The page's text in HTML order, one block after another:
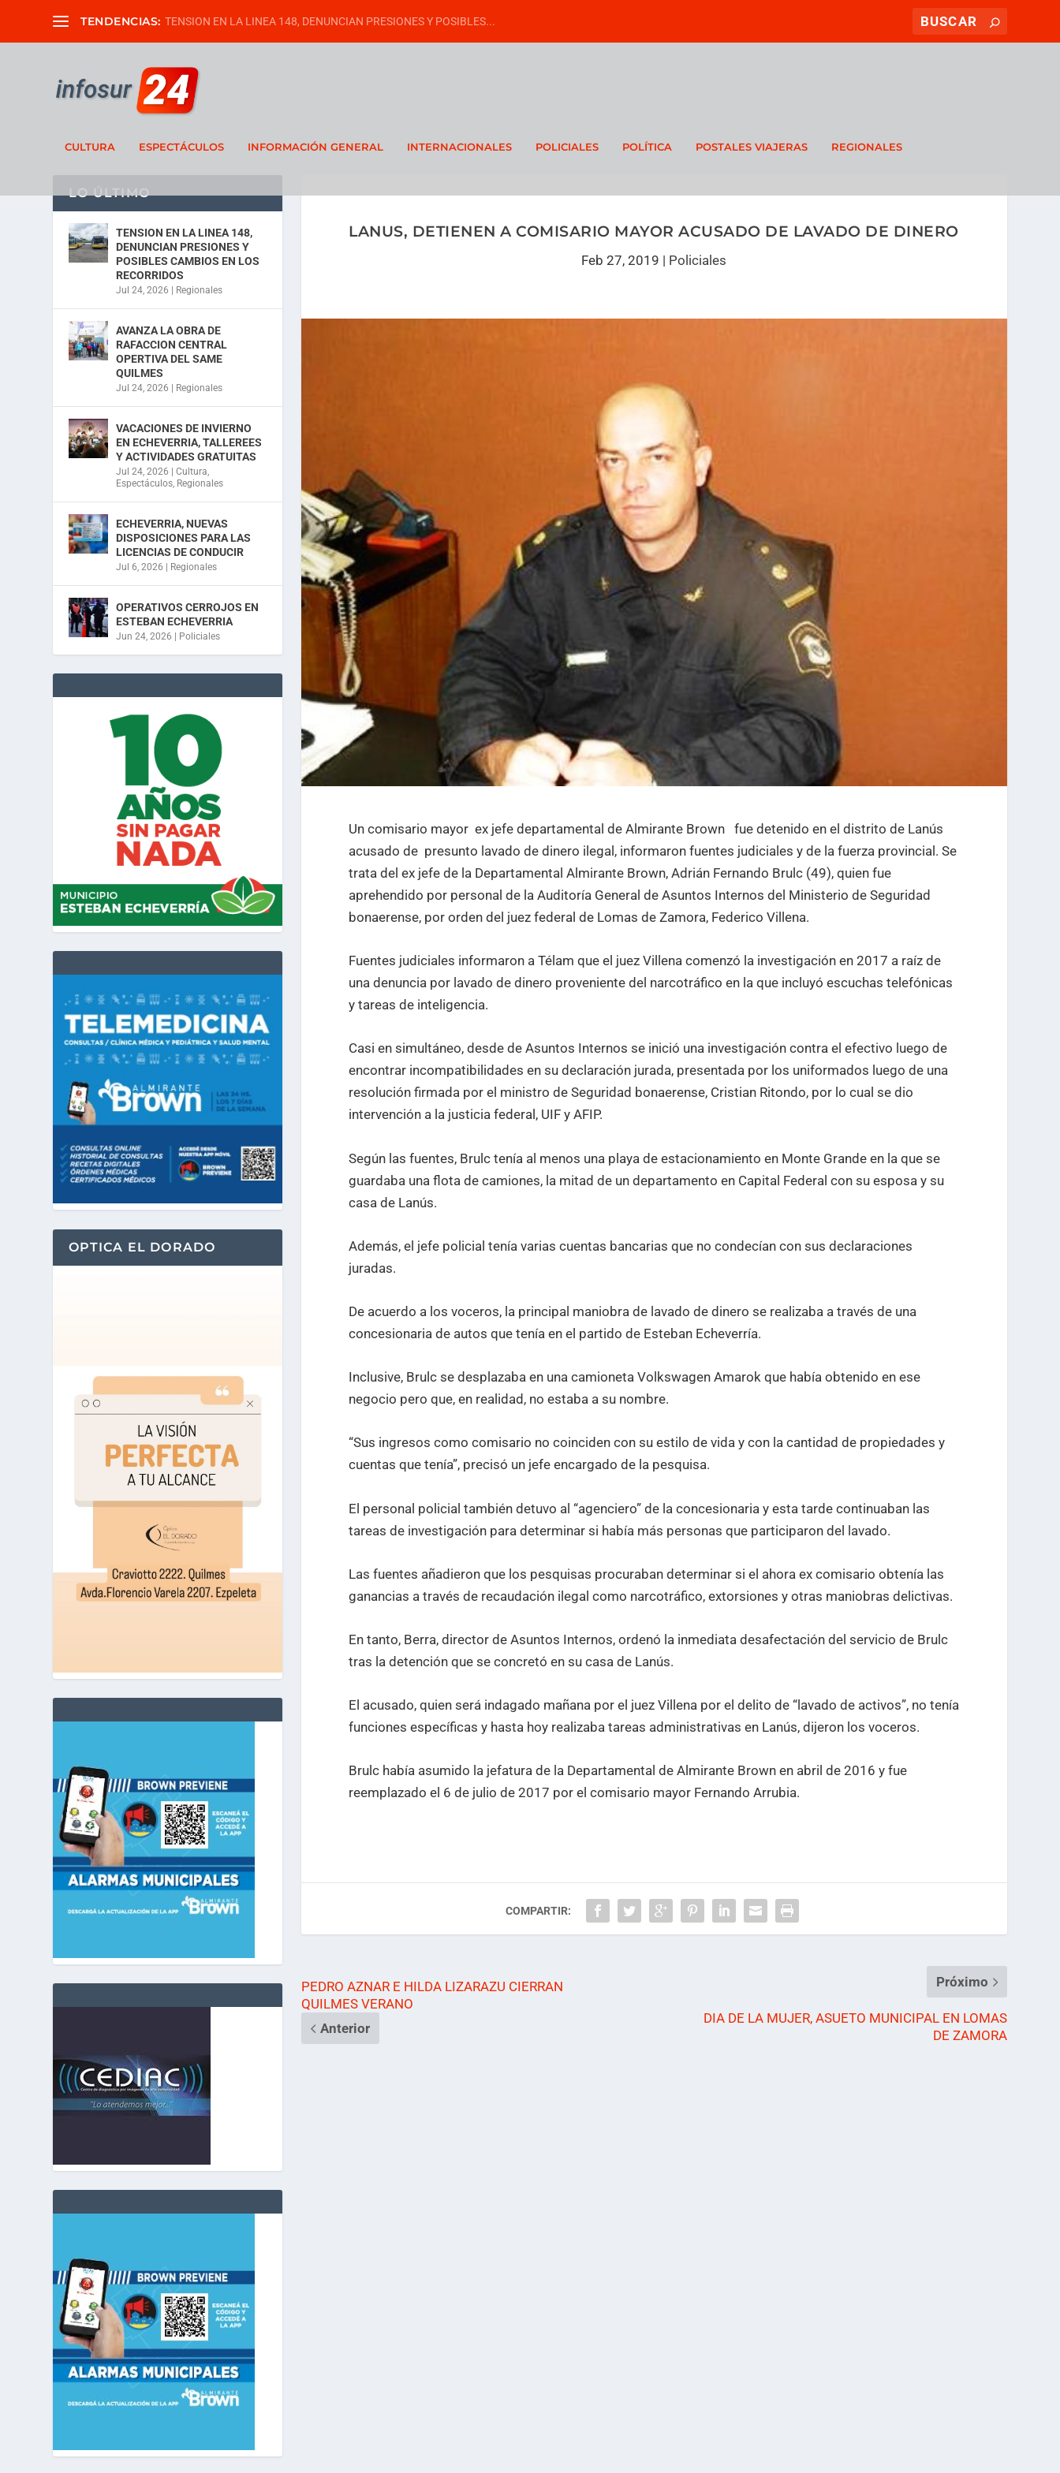
TENDENCIAS: TENSION EN LA LINEA 148, DENUNCIAN PRESIONES Y POSIBLES...
CULTURA ESPECTÁCULOS INFORMACIÓN GENERAL INTERNACIONALES POLICIALES POLÍTICA POSTALES VIAJERAS REGIONALES
LANUS, DETIENEN A COMISARIO MAYOR ACUSADO DE LAVADO DE DINERO
Feb 27, 2019 | Policiales
Un comisario mayor ex jefe departamental de Almirante Brown fue detenido en el distrito de Lanús
acusado de presunto lavado de dinero ilegal, informaron fuentes judiciales y de la fuerza provincial. Se
trata del ex jefe de la Departamental Almirante Brown, Adrián Fernando Brulc (49), quien fue
aprehendido por personal de la Auditoría General de Asuntos Internos del Ministerio de Seguridad
bonaerense, por orden del juez federal de Lomas de Zamora, Federico Villena.
Fuentes judiciales informaron a Télam que el juez Villena comenzó la investigación en 2017 a raíz de
una denuncia por lavado de dinero proveniente del narcotráfico en la que incluyó escuchas telefónicas
y tareas de inteligencia.
Casi en simultáneo, desde de Asuntos Internos se inició una investigación contra el efectivo luego de
encontrar incompatibilidades en su declaración jurada, presentada por los uniformados luego de una
resolución firmada por el ministro de Seguridad bonaerense, Cristian Ritondo, por lo cual se dio
intervención a la justicia federal, UIF y AFIP.
Según las fuentes, Brulc tenía al menos una playa de estacionamiento en Monte Grande en la que se
guardaba una flota de camiones, la mitad de un departamento en Capital Federal con su esposa y su
casa de Lanús.
Además, el jefe policial tenía varias cuentas bancarias que no condecían con sus declaraciones
juradas.
De acuerdo a los voceros, la principal maniobra de lavado de dinero se realizaba a través de una
concesionaria de autos que tenía en el partido de Esteban Echeverría.
Inclusive, Brulc se desplazaba en una camioneta Volkswagen Amarok que había obtenido en ese
negocio pero que, en realidad, no estaba a su nombre.
“Sus ingresos como comisario no coinciden con su estilo de vida y con la cantidad de propiedades y
cuentas que tenía”, precisó un jefe encargado de la pesquisa.
El personal policial también detuvo al “agenciero” de la concesionaria y esta tarde continuaban las
tareas de investigación para determinar si había más personas que participaron del lavado.
Las fuentes añadieron que los pesquisas procuraban determinar si el ahora ex comisario obtenía las
ganancias a través de recaudación ilegal como narcotráfico, extorsiones y otras maniobras delictivas.
En tanto, Berra, director de Asuntos Internos, ordenó la inmediata desafectación del servicio de Brulc
tras la detención que se concretó en su casa de Lanús.
El acusado, quien será indagado mañana por el juez Villena por el delito de “lavado de activos”, no tenía
funciones específicas y hasta hoy realizaba tareas administrativas en Lanús, dijeron los voceros.
Brulc había asumido la jefatura de la Departamental de Almirante Brown en abril de 2016 y fue
reemplazado el 6 de julio de 2017 por el comisario mayor Fernando Arrubia.
COMPARTIR:
PEDRO AZNAR E HILDA LIZARAZU CIERRAN
QUILMES VERANO
Anterior
Próximo
DIA DE LA MUJER, ASUETO MUNICIPAL EN LOMAS
DE ZAMORA
LO ÚLTIMO
TENSION EN LA LINEA 148,
DENUNCIAN PRESIONES Y
POSIBLES CAMBIOS EN LOS
RECORRIDOS
Jul 24, 2026 Regionales
AVANZA LA OBRA DE
RAFACCION CENTRAL
OPERTIVA DEL SAME
QUILMES
Jul 24, 2026 Regionales
VACACIONES DE INVIERNO
EN ECHEVERRIA, TALLEREES
Y ACTIVIDADES GRATUITAS
Jul 24, 2026 |Cultura,
Espectáculos, Regionales
ECHEVERRIA, NUEVAS
DISPOSICIONES PARA LAS
LICENCIAS DE CONDUCIR
Jul 6, 2026 Regionales
OPERATIVOS CERROJOS EN
ESTEBAN ECHEVERRIA
Jun 24, 2026 Policiales
OPTICA EL DORADO